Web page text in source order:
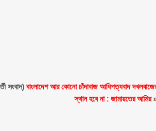
সংবাদ)বাংলাদেশ আর কোনো চাঁদাবাজ আধিপত্যবাদ
স্থান হবে না : জামায়তের আমির